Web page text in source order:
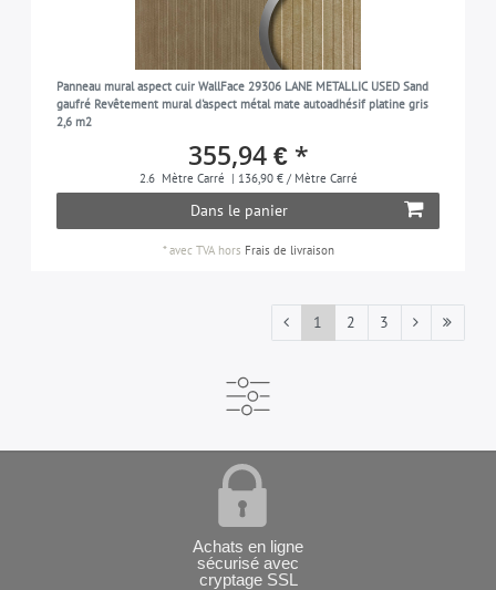
Panneau mural aspect cuir WallFace 29306 LANE METALLIC USED Sand
gaufré Revêtement mural d'aspect métal mate autoadhésif platine gris
2,6 m2
355,94 € *
2.6 Mètre Carré | 136,90 € / Mètre Carré
Dans le panier
*avec TVAhors Frais de livraison
1 2 3
Achats en ligne
sécurisé avec
cryptage SSL